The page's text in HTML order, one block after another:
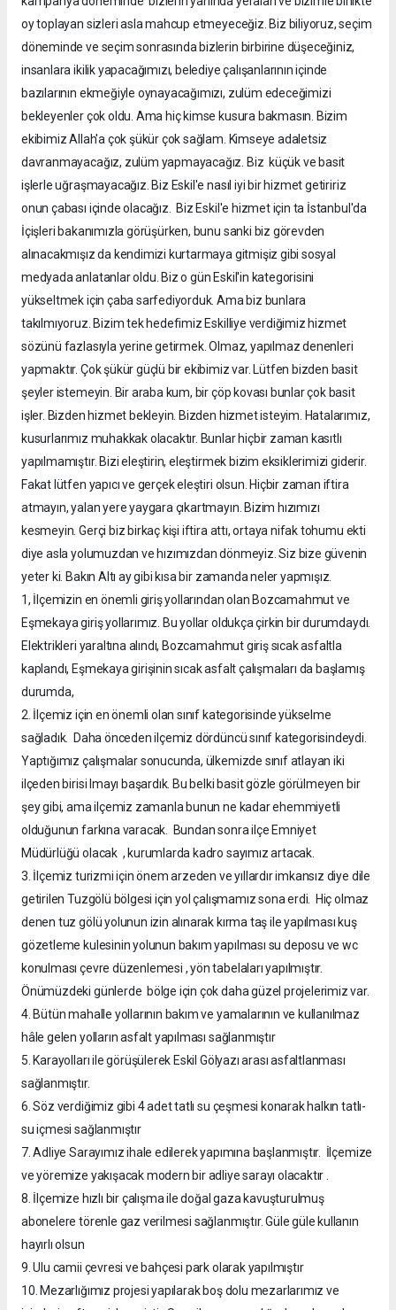
oy toplayan sizleri asla mahcup etmeyeceğiz. Biz biliyoruz, seçim
döneminde ve seçim sonrasında bizlerin birbirine düşeceğiniz,
insanlara ikilik yapacağımızı, belediye çalışanlarının içinde
bazılarının ekmeğiyle oynayacağımızı, zulüm edeceğimizi
bekleyenler çok oldu. Ama hiç kimse kusura bakmasın. Bizim
ekibimiz Allah'a çok şükür çok sağlam. Kimseye adaletsiz
davranmayacağız, zulüm yapmayacağız. Biz küçük ve basit
işlerle uğraşmayacağız. Biz Eskil'e nasıl iyi bir hizmet getiririz
onun çabası içinde olacağız. Biz Eskil'e hizmet için ta İstanbul'da
İçişleri bakanımızla görüşürken, bunu sanki biz görevden
alınacakmışız da kendimizi kurtarmaya gitmişiz gibi sosyal
medyada anlatanlar oldu. Biz o gün Eskil'in kategorisini
yükseltmek için çaba sarfediyorduk. Ama biz bunlara
takılmıyoruz. Bizim tek hedefimiz Eskilliye verdiğimiz hizmet
sözünü fazlasıyla yerine getirmek. Olmaz, yapılmaz denenleri
yapmaktır. Çok şükür güçlü bir ekibimiz var. Lütfen bizden basit
şeyler istemeyin. Bir araba kum, bir çöp kovası bunlar çok basit
işler. Bizden hizmet bekleyin. Bizden hizmet isteyim. Hatalarımız,
kusurlarımız muhakkak olacaktır. Bunlar hiçbir zaman kasıtlı
yapılmamıştır. Bizi eleştirin, eleştirmek bizim eksiklerimizi giderir.
Fakat lütfen yapıcı ve gerçek eleştiri olsun. Hiçbir zaman iftira
atmayın, yalan yere yaygara çıkartmayın. Bizim hızımızı
kesmeyin. Gerçi biz birkaç kişi iftira attı, ortaya nifak tohumu ekti
diye asla yolumuzdan ve hızımızdan dönmeyiz. Siz bize güvenin
yeter ki. Bakın Altı ay gibi kısa bir zamanda neler yapmışız.
1, İlçemizin en önemli giriş yollarından olan Bozcamahmut ve
Eşmekaya giriş yollarımız. Bu yollar oldukça çirkin bir durumdaydı.
Elektrikleri yaraltına alındı, Bozcamahmut giriş sıcak asfaltla
kaplandı, Eşmekaya girişinin sıcak asfalt çalışmaları da başlamış
durumda,
2. İlçemiz için en önemli olan sınıf kategorisinde yükselme
sağladık. Daha önceden ilçemiz dördüncü sınıf kategorisindeydi.
Yaptığımız çalışmalar sonucunda, ülkemizde sınıf atlayan iki
ilçeden birisi lmayı başardık. Bu belki basit gözle görülmeyen bir
şey gibi, ama ilçemiz zamanla bunun ne kadar ehemmiyetli
olduğunun farkına varacak. Bundan sonra ilçe Emniyet
Müdürlüğü olacak , kurumlarda kadro sayımız artacak.
3. İlçemiz turizmi için önem arzeden ve yıllardır imkansız diye dile
getirilen Tuzgölü bölgesi için yol çalışmamız sona erdi. Hiç olmaz
denen tuz gölü yolunun izin alınarak kırma taş ile yapılması kuş
gözetleme kulesinin yolunun bakım yapılması su deposu ve wc
konulması çevre düzenlemesi , yön tabelaları yapılmıştır.
Önümüzdeki günlerde bölge için çok daha güzel projelerimiz var.
4. Bütün mahalle yollarının bakım ve yamalarının ve kullanılmaz
hâle gelen yolların asfalt yapılması sağlanmıştır
5. Karayolları ile görüşülerek Eskil Gölyazı arası asfaltlanması
sağlanmıştır.
6. Söz verdiğimiz gibi 4 adet tatlı su çeşmesi konarak halkın tatlı-
su içmesi sağlanmıştır
7. Adliye Sarayımız ihale edilerek yapımına başlanmıştır. İlçemize
ve yöremize yakışacak modern bir adliye sarayı olacaktır .
8. İlçemize hızlı bir çalışma ile doğal gaza kavuşturulmuş
abonelere törenle gaz verilmesi sağlanmıştır. Güle güle kullanın
hayırlı olsun
9. Ulu camii çevresi ve bahçesi park olarak yapılmıştır
10. Mezarlığımız projesi yapılarak boş dolu mezarlarımız ve